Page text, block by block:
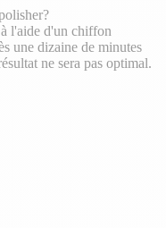
l'aide d'un chiffon
une dizaine de minutes
ne sera pas optimal.